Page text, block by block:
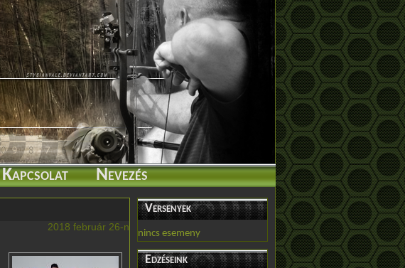
Kapcsolat Nevezés
2018 február 26-n
Versenyek
nincs esemeny
Edzéseink